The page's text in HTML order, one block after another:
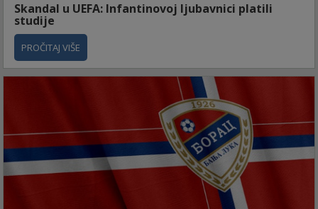
Skandal u UEFA: Infantinovoj ljubavnici platili
studije
PROČITAJ VIŠE